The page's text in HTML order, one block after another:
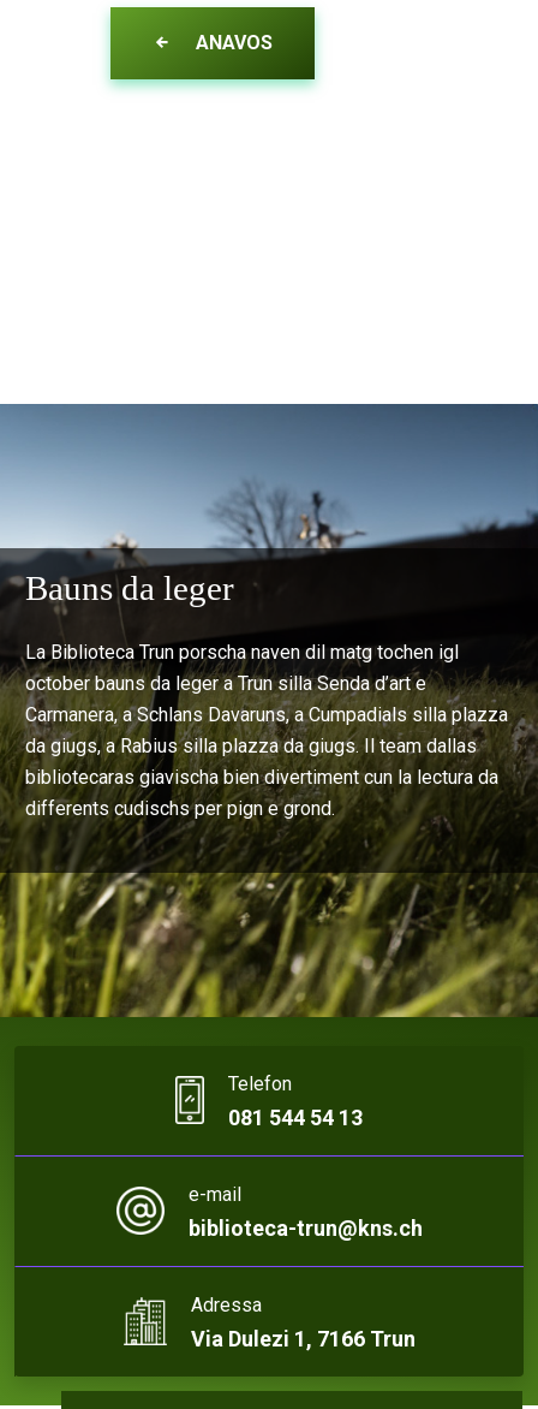
ANAVOS
Bauns da leger
La Biblioteca Trun porscha naven dil matg tochen igl
october bauns da leger a Trun silla Senda d’art e
Carmanera, a Schlans Davaruns, a Cumpadials silla plazza
da giugs, a Rabius silla plazza da giugs. Il team dallas
bibliotecaras giavischa bien divertiment cun la lectura da
differents cudischs per pign e grond.
Telefon
081 544 54 13
e-mail
biblioteca-trun@kns.ch
Adressa
Via Dulezi 1, 7166 Trun